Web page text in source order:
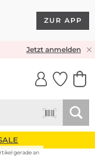
ZUR APP
Jetzt anmelden
gerade an